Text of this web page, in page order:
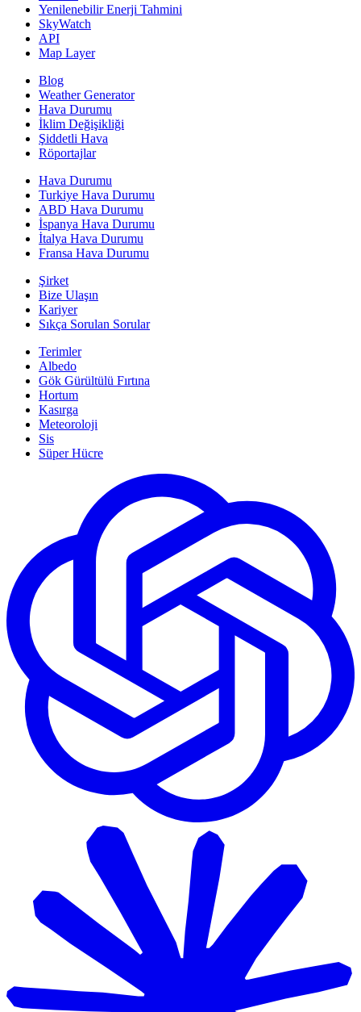
Yenilenebilir Enerji Tahmini
SkyWatch
API
Map Layer
Blog
Weather Generator
Hava Durumu
İklim Değişikliği
Şiddetli Hava
Röportajlar
Hava Durumu
Turkiye Hava Durumu
ABD Hava Durumu
İspanya Hava Durumu
İtalya Hava Durumu
Fransa Hava Durumu
Şirket
Bize Ulaşın
Kariyer
Sıkça Sorulan Sorular
Terimler
Albedo
Gök Gürültülü Fırtına
Hortum
Kasırga
Meteoroloji
Sis
Süper Hücre